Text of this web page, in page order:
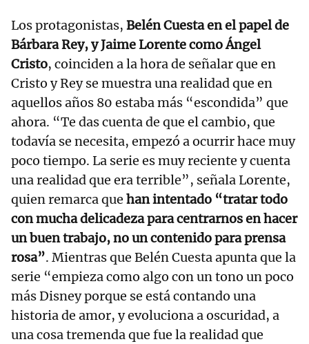
Los protagonistas, Belén Cuesta en el papel de
Bárbara Rey, y Jaime Lorente como Ángel
Cristo, coinciden a la hora de señalar que en
Cristo y Rey se muestra una realidad que en
aquellos años 80 estaba más “escondida” que
ahora. “Te das cuenta de que el cambio, que
todavía se necesita, empezó a ocurrir hace muy
poco tiempo. La serie es muy reciente y cuenta
una realidad que era terrible”, señala Lorente,
quien remarca que han intentado “tratar todo
con mucha delicadeza para centrarnos en hacer
un buen trabajo, no un contenido para prensa
rosa”. Mientras que Belén Cuesta apunta que la
serie “empieza como algo con un tono un poco
más Disney porque se está contando una
historia de amor, y evoluciona a oscuridad, a
una cosa tremenda que fue la realidad que